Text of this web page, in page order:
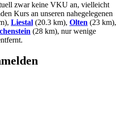
zwar keine VKU an, vielleicht
Kurs an unseren nahegelegenen
Liestal (20.3 km), Olten (23 km),
(28 km), nur wenige